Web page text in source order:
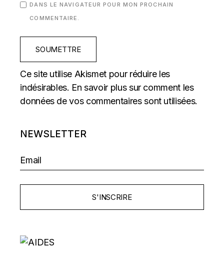
DANS LE NAVIGATEUR POUR MON PROCHAIN
COMMENTAIRE.
SOUMETTRE
Ce site utilise Akismet pour réduire les
indésirables. En savoir plus sur comment les
données de vos commentaires sont utilisées.
NEWSLETTER
S'INSCRIRE